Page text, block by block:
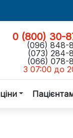
0 (800) 30-
(096) 848-
(073) 284-
(066) 078-
З 07:00 до